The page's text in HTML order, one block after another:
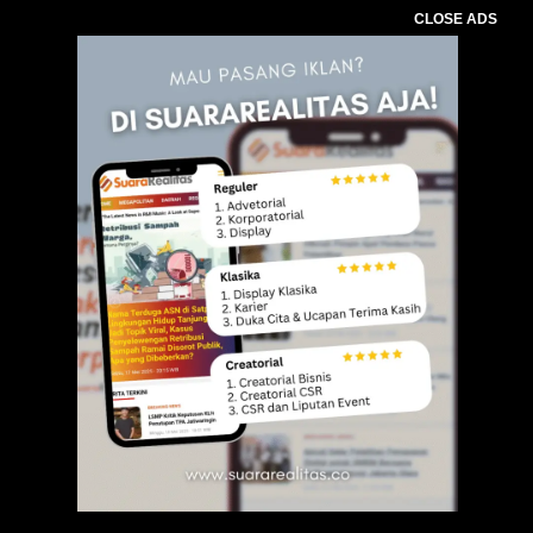
CLOSE ADS